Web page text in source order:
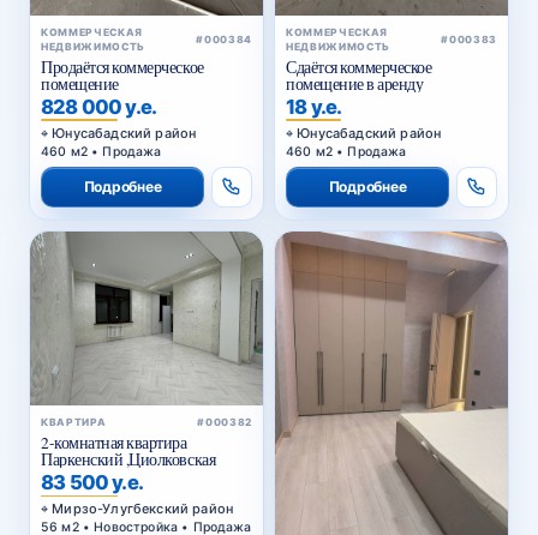
КОММЕРЧЕСКАЯ
НЕДВИЖИМОСТЬ
#000384
Продаётся коммерческое
помещение
828 000 у.е.
Юнусабадский район
460 м2 • Продажа
Подробнее
КОММЕРЧЕСКАЯ
НЕДВИЖИМОСТЬ
#000383
Сдаётся коммерческое
помещение в аренду
18 у.е.
Юнусабадский район
460 м2 • Продажа
Подробнее
КВАРТИРА #000382
2-комнатная квартира
Паркенский ,Циолковская
83 500 у.е.
Мирзо-Улугбекский район
56 м2 • Новостройка • Продажа